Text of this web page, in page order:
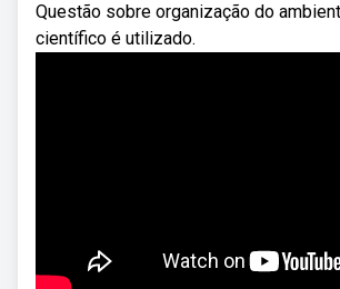
Questão sobre organização do
científico é utilizado.